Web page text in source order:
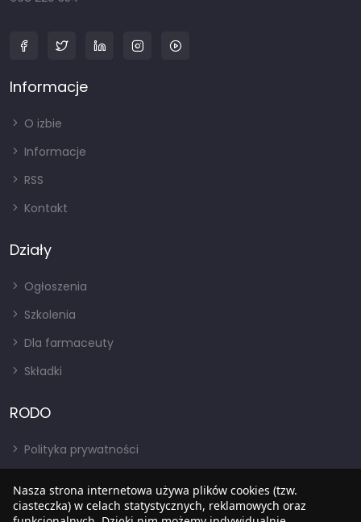
Informacje
O izbie
Informacje
RSS
Kontakt
Działy
Ogłoszenia
Szkolenia
Dla farmaceuty
Składki
RODO
Polityka prywatności
RODO
Nasza strona internetowa używa plików cookies (tzw.
ciasteczka) w celach statystycznych, reklamowych oraz